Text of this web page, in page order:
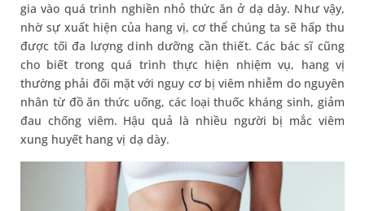
gia vào quá trình nghiền nhỏ thức ăn ở dạ dày. Như vậy,
nhờ sự xuất hiện của hang vị, cơ thể chúng ta sẽ hấp thu
được tối đa lượng dinh dưỡng cần thiết. Các bác sĩ cũng
cho biết trong quá trình thực hiện nhiệm vụ, hang vị
thường phải đối mặt với nguy cơ bị viêm nhiễm do nguyên
nhân từ đồ ăn thức uống, các loại thuốc kháng sinh, giảm
đau chống viêm. Hậu quả là nhiều người bị mắc viêm
xung huyết hang vị dạ dày.